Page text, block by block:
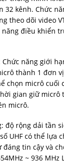
32 kênh. Chức
theo dõi video
năng điều khiển
năng giới
thành 1 đơn
chọn micrô cuối
gian giữ micrô
micrô.
độ rộng dải tần
UHF có thể lựa
tin cậy và
~ 936 MHz